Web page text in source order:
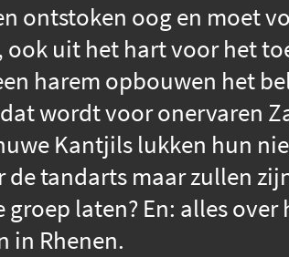
ontstoken oog en moet
uit het hart voor het
harem opbouwen het
wordt voor onervaren
Kantjils lukken hun
de tandarts maar zullen
laten? En: alles
in Rhenen.